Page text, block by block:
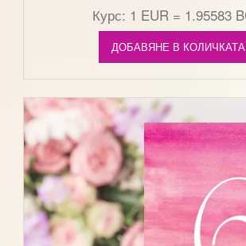
Курс: 1 EUR = 1.95583
ДОБАВЯНЕ В КОЛИЧКАТА